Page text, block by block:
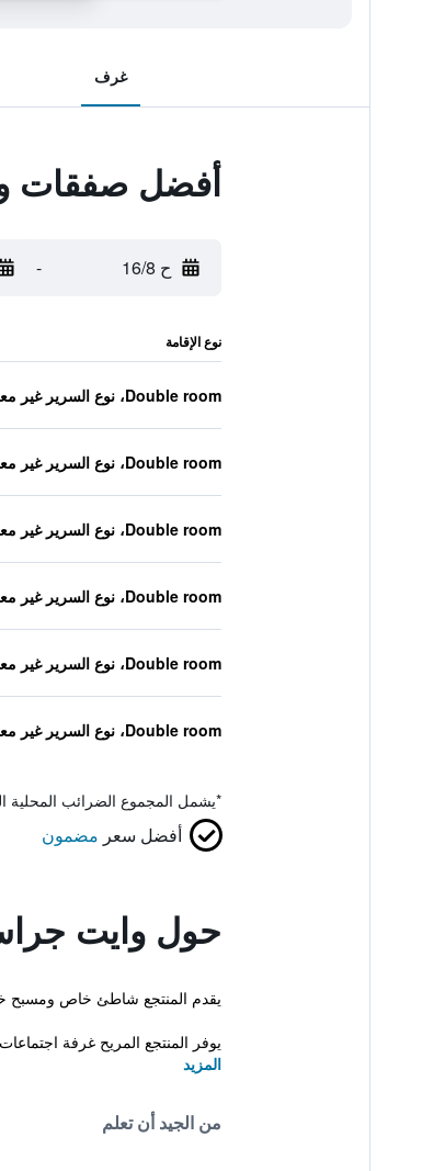
غرف
أفضل صفقات
ح 16/8 -
نوع الإقامة
Double room، نوع السرير غير معروف
Double room، نوع السرير غير معروف
Double room، نوع السرير غير معروف
Double room، نوع السرير غير معروف
Double room، نوع السرير غير معروف
Double room، نوع السرير غير معروف
*يشمل المجموع الضرائب المحلية
أفضل سعر مضمون
حول وايت
يقدم المنتجع شاطئ خاص ومسبح
يوفر المنتجع المريح غرفة
المزيد
من الجيد أن تعلم